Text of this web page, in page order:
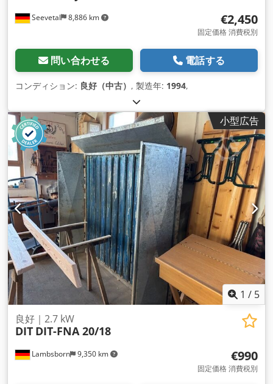
Seevetal 8,886 km €2,450
固定価格 消費税別
問い合わせる 電話する
コンディション: 良好（中古） , 製造年: 1994,
小型広告
1 / 5
Lambsborn 9,350 km
良好｜2.7 kW
DIT DIT-FNA 20/18
€990
固定価格 消費税別